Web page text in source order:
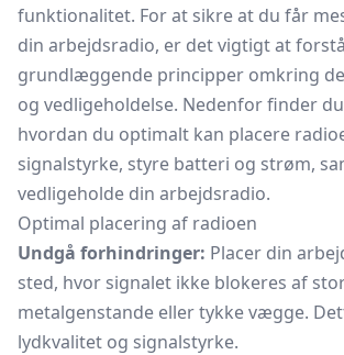
funktionalitet. For at sikre at du får
din arbejdsradio, er det vigtigt at
grundlæggende principper omkring
og vedligeholdelse. Nedenfor finder
hvordan du optimalt kan placere
signalstyrke, styre batteri og strøm,
vedligeholde din arbejdsradio.
Optimal placering af radioen
Undgå forhindringer: Placer din
sted, hvor signalet ikke blokeres af
metalgenstande eller tykke vægge.
lydkvalitet og signalstyrke.